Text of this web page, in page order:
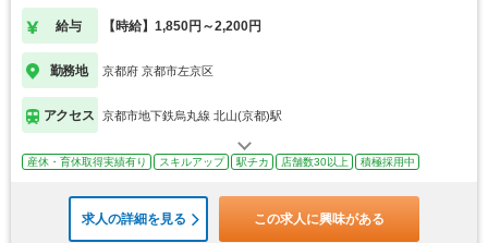
募集
給与 【時給】1,850円～2,200円
勤務地 京都府 京都市左京区
アクセス 京都市地下鉄烏丸線 北山(京都)駅
産休・育休取得実績有り スキルアップ 駅チカ 店舗数30以上 積極採用中
求人の詳細を見る この求人に興味がある